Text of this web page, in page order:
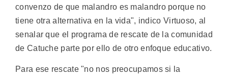
convenzo de que malandro es malandro porque no
tiene otra alternativa en la vida", indico Virtuoso, al
senalar que el programa de rescate de la comunidad
de Catuche parte por ello de otro enfoque educativo.
Para ese rescate "no nos preocupamos si la